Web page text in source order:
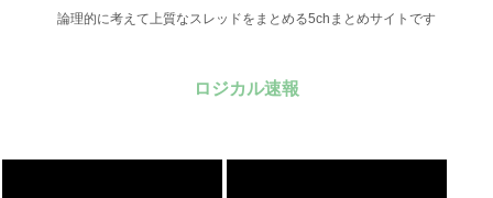
論理的に考えて上質なスレッドをまとめる5chまとめサイトです
ロジカル速報